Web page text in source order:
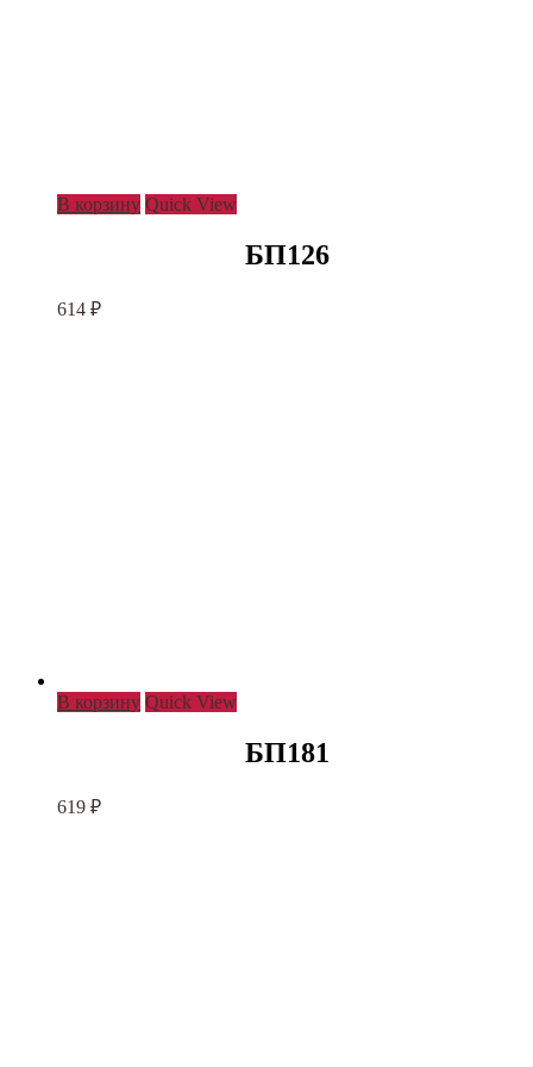
В корзину Quick View
БП126
614 ₽
В корзину Quick View
БП181
619 ₽